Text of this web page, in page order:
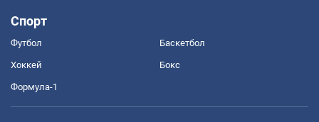
Спорт
Футбол Баскетбол
Хоккей Бокс
Формула-1